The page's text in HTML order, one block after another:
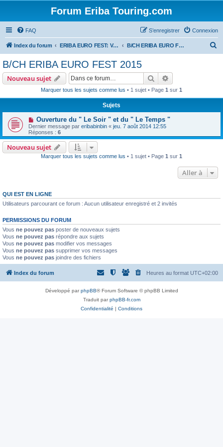
Forum Eriba Touring.com
FAQ Connexion
S’enregistrer
Index du forum ERIBA EURO FEST: VILLAGE GOLFE DU MORBIHAN 2015 B/CH ERIBA EURO FEST 2015
e
B/CH ERIBA EURO FEST 2015
Nouveau sujet Rechercher
Marquer tous les sujets comme lus • 1 sujet • Page 1 sur 1
Sujets
Ouverture du " Le Soir " et du " Le Temps "
Dernier message par eribabinbin « jeu. 7 août 2014 12:55
Réponses : 6
Nouveau sujet
Marquer tous les sujets comme lus • 1 sujet • Page 1 sur 1
Aller à
QUI EST EN LIGNE
Utilisateurs parcourant ce forum : Aucun utilisateur enregistré et 2 invités
PERMISSIONS DU FORUM
Vous ne pouvez pas poster de nouveaux sujets
Vous ne pouvez pas répondre aux sujets
Vous ne pouvez pas modifier vos messages
Vous ne pouvez pas supprimer vos messages
Vous ne pouvez pas joindre des fichiers
Index du forum Heures au format UTC+02:00
Développé parphpBB® Forum Software © phpBB Limited
Traduit parphpBB-fr.com
Confidentialité | Conditions